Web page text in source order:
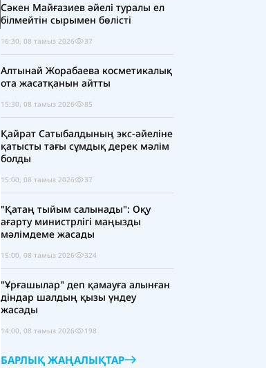
Сәкен Майғазиев әйелі туралы ел
білмейтін сырымен бөлісті
16:30, 08 тамыз 2026 37
Алтынай Жорабаева косметикалық
ота жасатқанын айтты
15:30, 08 тамыз 2026 85
Қайрат Сатыбалдының экс-әйеліне
қатысты тағы сұмдық дерек мәлім
болды
15:00, 08 тамыз 2026 37
"Қатаң тыйым салынады": Оқу
ағарту министрлігі маңызды
мәлімдеме жасады
15:00, 08 тамыз 2026 324
"Ұрғашылар" деп қамауға алынған
діндар шалдың қызы үндеу
жасады
14:00, 08 тамыз 2026 198
БАРЛЫҚ ЖАҢАЛЫҚТАР